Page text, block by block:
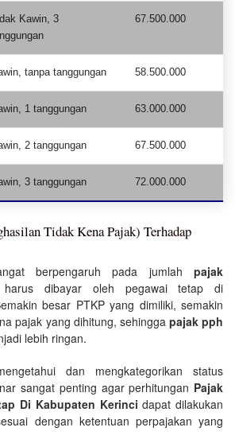
Kawin, 3
67.500.000
tanpa tanggungan 58.500.000
1 tanggungan 63.000.000
2 tanggungan 67.500.000
3 tanggungan 72.000.000
Tidak Kena Pajak) Terhadap
berpengaruh pada jumlah pajak
dibayar oleh pegawai tetap di
besar PTKP yang dimiliki, semakin
pajak yang dihitung, sehingga pajak pph
lebih ringan.
dan mengkategorikan status
sangat penting agar perhitungan Pajak
Di Kabupaten Kerinci dapat dilakukan
dengan ketentuan perpajakan yang